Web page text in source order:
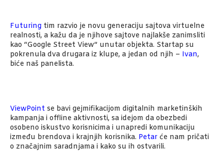
Futuring tim razvio je novu generaciju sajtova virtuelne
realnosti, a kažu da je njihove sajtove najlakše zanimsliti
kao “Google Street View” unutar objekta. Startap su
pokrenula dva drugara iz klupe, a jedan od njih – Ivan,
biće naš panelista.
ViewPoint se bavi gejmifikacijom digitalnih marketinških
kampanja i offline aktivnosti, sa idejom da obezbedi
osobeno iskustvo korisnicima i unapredi komunikaciju
između brendova i krajnjih korisnika. Petar će nam pričati
o značajnim saradnjama i kako su ih ostvarili.